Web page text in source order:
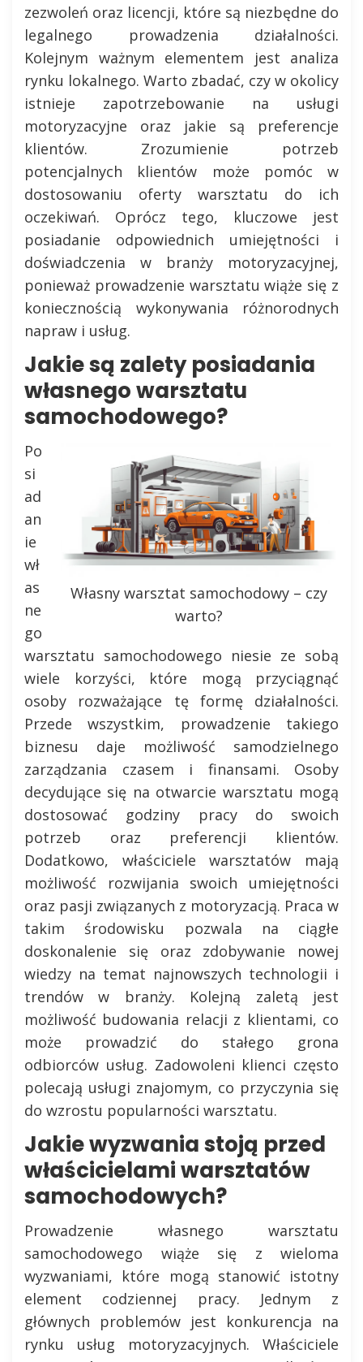
zezwoleń oraz licencji, które są niezbędne do
legalnego prowadzenia działalności.
Kolejnym ważnym elementem jest analiza
rynku lokalnego. Warto zbadać, czy w okolicy
istnieje zapotrzebowanie na usługi
motoryzacyjne oraz jakie są preferencje
klientów. Zrozumienie potrzeb
potencjalnych klientów może pomóc w
dostosowaniu oferty warsztatu do ich
oczekiwań. Oprócz tego, kluczowe jest
posiadanie odpowiednich umiejętności i
doświadczenia w branży motoryzacyjnej,
ponieważ prowadzenie warsztatu wiąże się z
koniecznością wykonywania różnorodnych
napraw i usług.
Jakie są zalety posiadania
własnego warsztatu
samochodowego?
Własny warsztat samochodowy – czy
warto?
Po
si
ad
an
ie
wł
as
ne
go
warsztatu samochodowego niesie ze sobą
wiele korzyści, które mogą przyciągnąć
osoby rozważające tę formę działalności.
Przede wszystkim, prowadzenie takiego
biznesu daje możliwość samodzielnego
zarządzania czasem i finansami. Osoby
decydujące się na otwarcie warsztatu mogą
dostosować godziny pracy do swoich
potrzeb oraz preferencji klientów.
Dodatkowo, właściciele warsztatów mają
możliwość rozwijania swoich umiejętności
oraz pasji związanych z motoryzacją. Praca w
takim środowisku pozwala na ciągłe
doskonalenie się oraz zdobywanie nowej
wiedzy na temat najnowszych technologii i
trendów w branży. Kolejną zaletą jest
możliwość budowania relacji z klientami, co
może prowadzić do stałego grona
odbiorców usług. Zadowoleni klienci często
polecają usługi znajomym, co przyczynia się
do wzrostu popularności warsztatu.
Jakie wyzwania stoją przed
właścicielami warsztatów
samochodowych?
Prowadzenie własnego warsztatu
samochodowego wiąże się z wieloma
wyzwaniami, które mogą stanowić istotny
element codziennej pracy. Jednym z
głównych problemów jest konkurencja na
rynku usług motoryzacyjnych. Właściciele